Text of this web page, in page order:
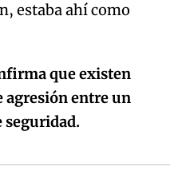
estaba ahí como
que existen
agresión entre un
seguridad.